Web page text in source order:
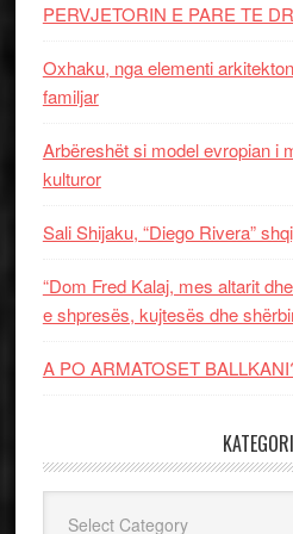
PERVJETORIN E PARE TE
Oxhaku, nga elementi
familjar
Arbëreshët si model evropian i
kulturor
Sali Shijaku, “Diego Rivera”
“Dom Fred Kalaj, mes altarit
e shpresës, kujtesës dhe
A PO ARMATOSET